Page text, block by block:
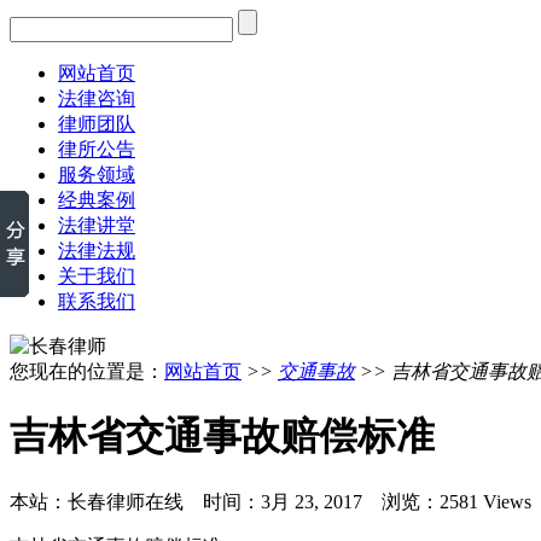
网站首页
法律咨询
律师团队
律所公告
服务领域
经典案例
法律讲堂
法律法规
关于我们
联系我们
您现在的位置是： 网站首页 >> 交通事故>> 吉林省交通事故
吉林省交通事故赔偿标准
本站：长春律师在线 时间：3月 23, 2017 浏览：2581 Views